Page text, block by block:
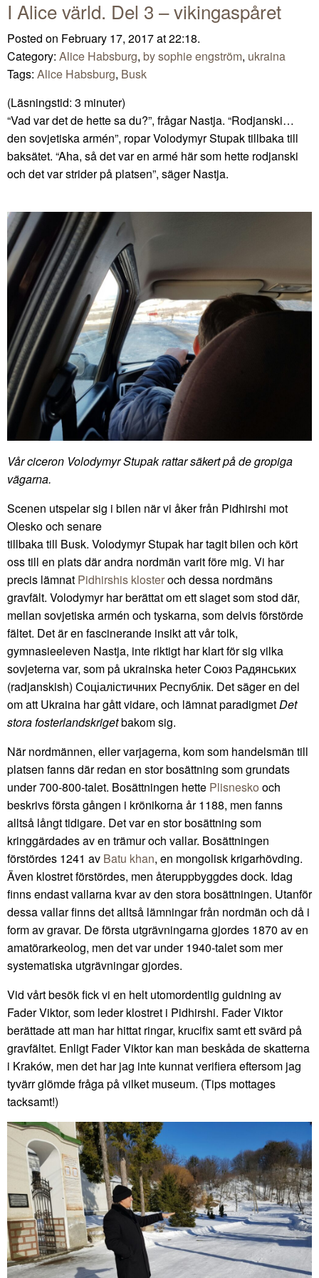
I Alice värld. Del 3 – vikingaspåret
Posted on February 17, 2017 at 22:18.
Category: Alice Habsburg, by sophie engström, ukraina
Tags: Alice Habsburg, Busk
(Läsningstid: 3 minuter)
“Vad var det de hette sa du?”, frågar Nastja. “Rodjanski…
den sovjetiska armén”, ropar Volodymyr Stupak tillbaka till
baksätet. “Aha, så det var en armé här som hette rodjanski
och det var strider på platsen”, säger Nastja.
Vår ciceron Volodymyr Stupak rattar säkert på de gropiga
vägarna.
Scenen utspelar sig i bilen när vi åker från Pidhirshi mot
Olesko och senare
tillbaka till Busk. Volodymyr Stupak har tagit bilen och kört
oss till en plats där andra nordmän varit före mig. Vi har
precis lämnat Pidhirshis klosteroch dessa nordmäns
gravfält. Volodymyr har berättat om ett slaget som stod där,
mellan sovjetiska armén och tyskarna, som delvis förstörde
fältet. Det är en fascinerande insikt att vår tolk,
gymnasieeleven Nastja, inte riktigt har klart för sig vilka
sovjeterna var, som på ukrainska heter Союз Радянських
(radjanskish) Соціалістичних Республік. Det säger en del
om att Ukraina har gått vidare, och lämnat paradigmetDet
stora fosterlandskrigetbakom sig.
När nordmännen, eller varjagerna, kom som handelsmän till
platsen fanns där redan en stor bosättning som grundats
under 700-800-talet. Bosättningen hette Plisnesko och
beskrivs första gången i krönikorna år 1188, men fanns
alltså långt tidigare. Det var en stor bosättning som
kringgärdades av en trämur och vallar. Bosättningen
förstördes 1241 av Batu khan, en mongolisk krigarhövding.
Även klostret förstördes, men återuppbyggdes dock. Idag
finns endast vallarna kvar av den stora bosättningen. Utanför
dessa vallar finns det alltså lämningar från nordmän och då i
form av gravar. De första utgrävningarna gjordes 1870 av en
amatörarkeolog, men det var under 1940-talet som mer
systematiska utgrävningar gjordes.
Vid vårt besök fick vi en helt utomordentlig guidning av
Fader Viktor, som leder klostret i Pidhirshi. Fader Viktor
berättade att man har hittat ringar, krucifix samt ett svärd på
gravfältet. Enligt Fader Viktor kan man beskåda de skatterna
i Kraków, men det har jag inte kunnat verifiera eftersom jag
tyvärr glömde fråga på vilket museum. (Tips mottages
tacksamt!)